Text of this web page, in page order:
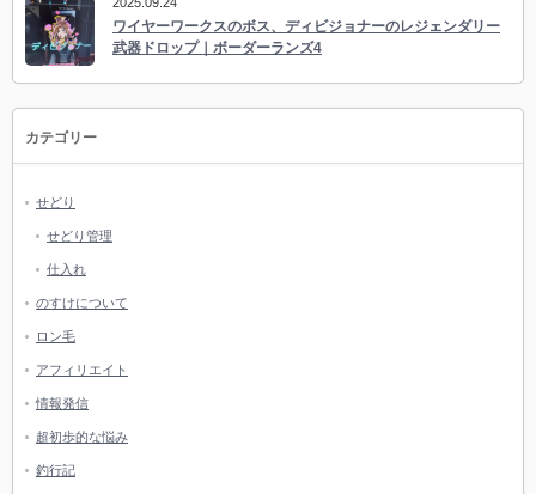
ワイヤーワークスのボス、ディビジョナーのレジェンダリー
武器ドロップ｜ボーダーランズ4
カテゴリー
せどり
せどり管理
仕入れ
のすけについて
ロン毛
アフィリエイト
情報発信
超初歩的な悩み
釣行記